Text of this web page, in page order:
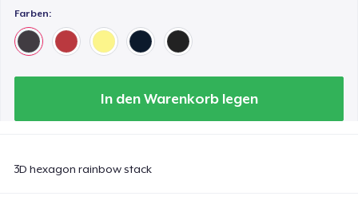
Farben:
In den Warenkorb legen
3D hexagon rainbow stack